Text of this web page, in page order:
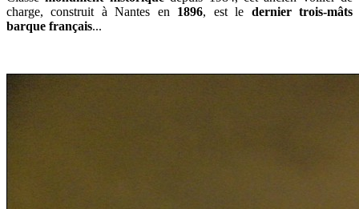
charge, construit à Nantes en 1896, est le dernier trois-mâts
barque français...